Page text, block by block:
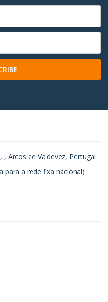
, Arcos de Valdevez, Portugal
para a rede fixa nacional)